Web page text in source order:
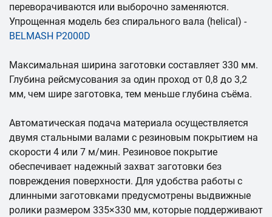
переворачиваются или выборочно заменяются.
Упрощенная модель без спирального вала (helical) -
BELMASH P2000D
Максимальная ширина заготовки составляет 330 мм.
Глубина рейсмусования за один проход от 0,8 до 3,2
мм, чем шире заготовка, тем меньше глубина съёма.
Автоматическая подача материала осуществляется
двумя стальными валами с резиновым покрытием на
скорости 4 или 7 м/мин. Резиновое покрытие
обеспечивает надежный захват заготовки без
повреждения поверхности. Для удобства работы с
длинными заготовками предусмотрены выдвижные
ролики размером 335×330 мм, которые поддерживают